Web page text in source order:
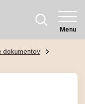
Menu
dokumentov